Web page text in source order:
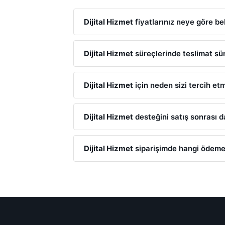
Dijital Hizmet fiyatlarınız neye göre
Dijital Hizmetmaliyetlerimiz; talebinizin
Dijital Hizmetteklifi için WhatsApp
Dijital Hizmet süreçlerinde teslimat
Projenin büyüklüğüne göre değişmekle
ekspres çözümlerimiz mevcuttur.
Dijital Hizmet için neden sizi tercih
Çünkü bizDijital Hizmetalanında sadece
Hizmetpazarında fark yaratıyoruz.
Dijital Hizmet desteğini satış sonrası
Elbette. Bizim içinDijital Hizmetsüreci
Dijital Hizmet siparişimde hangi